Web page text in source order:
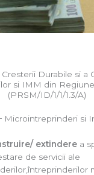
Durabile si a
si IMM din
(PRSM/ID/1/1/1.3/A)
Microintreprinderi si
extindere a
de servicii ale